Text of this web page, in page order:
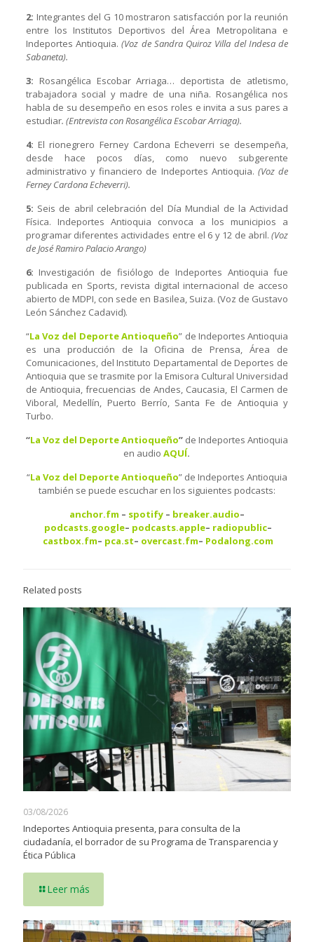
2: Integrantes del G 10 mostraron satisfacción por la reunión
entre los Institutos Deportivos del Área Metropolitana e
Indeportes Antioquia.(Voz de Sandra Quiroz Villa del Indesa de
Sabaneta).
3: Rosangélica Escobar Arriaga… deportista de atletismo,
trabajadora social y madre de una niña. Rosangélica nos
habla de su desempeño en esos roles e invita a sus pares a
estudiar. (Entrevista con Rosangélica Escobar Arriaga).
4: El rionegrero Ferney Cardona Echeverri se desempeña,
desde hace pocos días, como nuevo subgerente
administrativo y financiero de Indeportes Antioquia. (Voz de
Ferney Cardona Echeverri).
5: Seis de abril celebración del Día Mundial de la Actividad
Física. Indeportes Antioquia convoca a los municipios a
programar diferentes actividades entre el 6 y 12 de abril.(Voz
de José Ramiro Palacio Arango)
6: Investigación de fisiólogo de Indeportes Antioquia fue
publicada en Sports, revista digital internacional de acceso
abierto de MDPI, con sede en Basilea, Suiza. (Voz de Gustavo
León Sánchez Cadavid).
“La Voz del Deporte Antioqueño” de Indeportes Antioquia
es una producción de la Oficina de Prensa, Área de
Comunicaciones, del Instituto Departamental de Deportes de
Antioquia que se trasmite por la Emisora Cultural Universidad
de Antioquia, frecuencias de Andes, Caucasia, El Carmen de
Viboral, Medellín, Puerto Berrío, Santa Fe de Antioquia y
Turbo.
“La Voz del Deporte Antioqueño” de Indeportes Antioquia
en audioAQUÍ.
“La Voz del Deporte Antioqueño” de Indeportes Antioquia
también se puede escuchar en los siguientes podcasts:
anchor.fm – spotify– breaker.audio–
podcasts.google– podcasts.apple– radiopublic–
castbox.fm– pca.st– overcast.fm– Podalong.com
Related posts
03/08/2026
Indeportes Antioquia presenta, para consulta de la
ciudadanía, el borrador de su Programa de Transparencia y
Ética Pública
Leer más